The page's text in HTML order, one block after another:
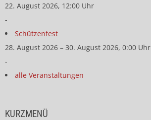
22. August 2026, 12:00 Uhr
-
Schützenfest
28. August 2026 – 30. August 2026, 0:00 Uhr
-
alle Veranstaltungen
KURZMENÜ